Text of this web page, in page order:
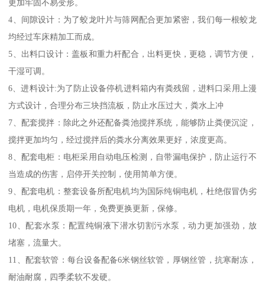
更加牢固不易变形。
4、间隙设计：为了蛟龙叶片与筛网配合更加紧密，我们每一根蛟龙
均经过车床精加工而成。
5、出料口设计：盖板和重力杆配合，出料更快，更稳，调节方便，
干湿可调。
6、进料设计:为了防止设备停机进料箱内有粪残留，进料口采用上漫
方式设计，合理分布三块挡流板，防止水压过大，粪水上冲
7、配套搅拌：除此之外还配备粪池搅拌系统，能够防止粪便沉淀，
搅拌更加均匀，经过搅拌后的粪水分离效果更好，浓度更高。
8、配套电柜：电柜采用自动电压检测，自带漏电保护，防止运行不
当造成的伤害，启停开关控制，使用简单方便。
9、配套电机：整套设备所配电机均为国际纯铜电机，杜绝假冒伪劣
电机，电机保质期一年，免费更换更新，保修。
10、配套水泵：配置纯铜液下潜水切割污水泵，动力更加强劲，放
堵塞，流量大。
11、配套软管：每台设备配备6米钢丝软管，厚钢丝管，抗寒耐冻，
耐油耐腐，四季柔软不发硬。